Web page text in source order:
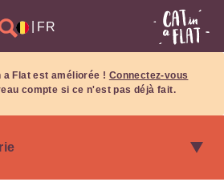
FR
Flat est améliorée ! Connectez-vous
compte si ce n'est pas déjà fait.